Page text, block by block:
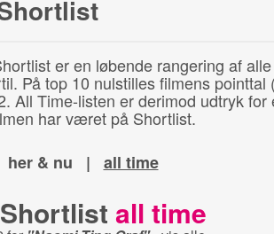
er en løbende rangering af
På top 10 nulstilles filmens
All Time-listen er derimod udtryk
har været på Shortlist.
her & nu | all time
all time